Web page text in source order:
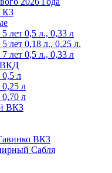
КЗ
лет 0,5 л., 0,33 л
лет 0,18 л., 0,25 л.
лет 0,5 л., 0,33 л
ВКД
0,5 л
0,25 л
0,70 л
ВКЗ
ВКЗ
Сабля